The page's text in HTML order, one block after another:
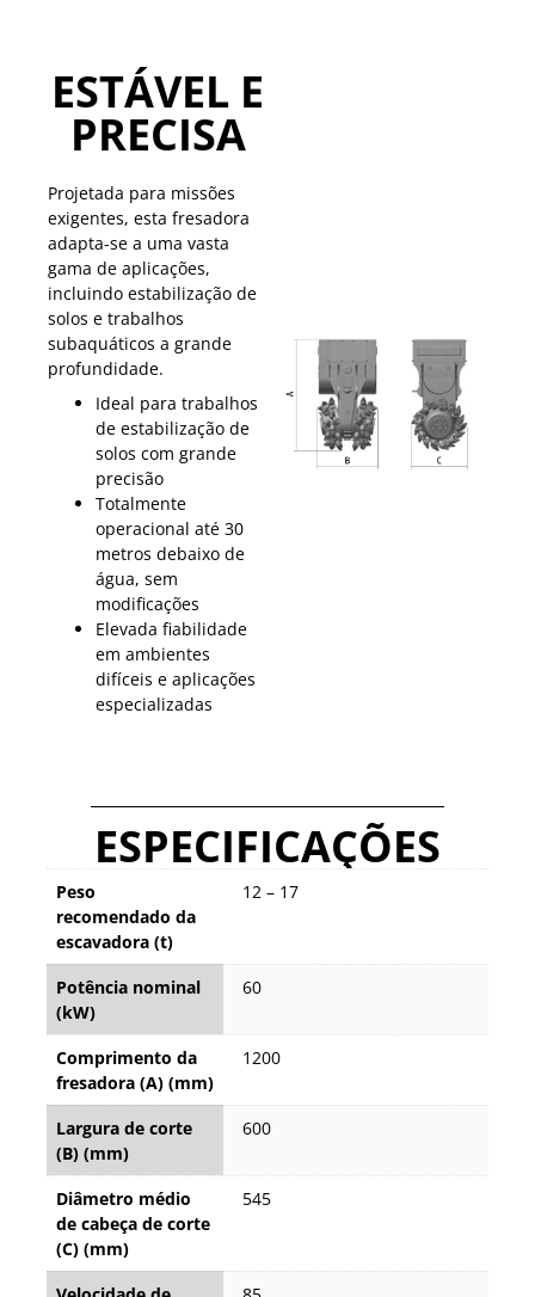
ESTÁVEL E
PRECISA
Projetada para missões
exigentes, esta fresadora
adapta-se a uma vasta
gama de aplicações,
incluindo estabilização de
solos e trabalhos
subaquáticos a grande
profundidade.
Ideal para trabalhos
de estabilização de
solos com grande
precisão
Totalmente
operacional até 30
metros debaixo de
água, sem
modificações
Elevada fiabilidade
em ambientes
difíceis e aplicações
especializadas
ESPECIFICAÇÕES
Peso
recomendado da
escavadora (t)
12 – 17
Potência nominal
(kW)
60
Comprimento da
fresadora (A) (mm)
1200
Largura de corte
(B) (mm)
600
Diâmetro médio
de cabeça de corte
(C) (mm)
545